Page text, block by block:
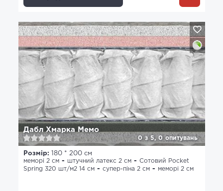
Дабл Хмарка Мемо
0 з 5, 0 опитувань
Розмір: 180 * 200 см
меморі 2 см
штучний латекс 2 см
Сотовий Pocket
Spring 320 шт/м2 14 см
супер-піна 2 см меморі 2 см